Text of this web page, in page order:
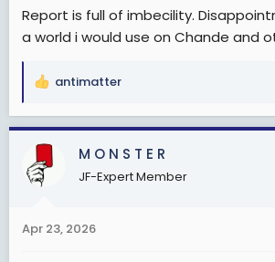
Report is full of imbecility.
a world i would use on Chande and
R
a
c
t
i
s
antimatter
M O N S T E R
JF-Expert Member
Apr 23, 2026